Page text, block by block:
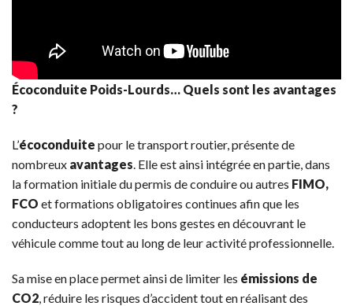
Écoconduite Poids-Lourds… Quels sont les avantages
?
L’écoconduite pour le transport routier, présente de
nombreux avantages . Elle est ainsi intégrée en partie, dans
la formation initiale du permis de conduire ou autres FIMO,
FCO et formations obligatoires continues afin que les
conducteurs adoptent les bons gestes en découvrant le
véhicule comme tout au long de leur activité professionnelle.
Sa mise en place permet ainsi de limiter les émissions de
CO2 , réduire les risques d’accident tout en réalisant des